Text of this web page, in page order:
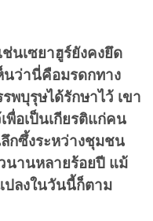
นเซยาฮูร์ยังคงยึด
นว่านี่คือมรดกทาง
บุรุษได้รักษาไว้ เขา
พื่อเป็นเกียรติแก่คน
กซึ้งระหว่างชุมชน
นานหลายร้อยปี แม้
ปลงในวันนี้ก็ตาม